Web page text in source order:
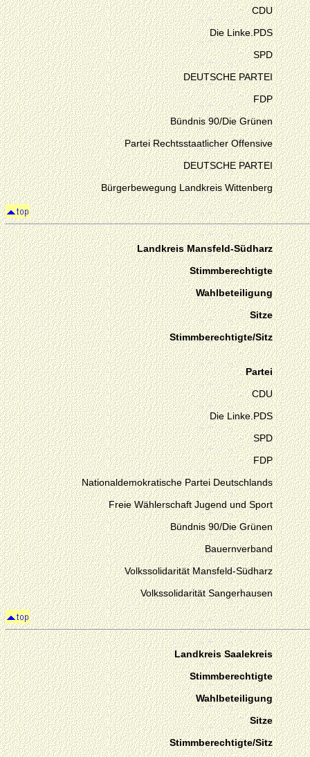
CDU
Die Linke.PDS
SPD
DEUTSCHE PARTEI
FDP
Bündnis 90/Die Grünen
Partei Rechtsstaatlicher Offensive
DEUTSCHE PARTEI
Bürgerbewegung Landkreis Wittenberg
Landkreis Mansfeld-Südharz
Stimmberechtigte
Wahlbeteiligung
Sitze
Stimmberechtigte/Sitz
Partei
CDU
Die Linke.PDS
SPD
FDP
Nationaldemokratische Partei Deutschlands
Freie Wählerschaft Jugend und Sport
Bündnis 90/Die Grünen
Bauernverband
Volkssolidarität Mansfeld-Südharz
Volkssolidarität Sangerhausen
Landkreis Saalekreis
Stimmberechtigte
Wahlbeteiligung
Sitze
Stimmberechtigte/Sitz